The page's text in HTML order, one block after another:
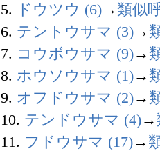
5.
ドウツウ (6)→ 類似
6. テントウサマ (3)→
7. コウボウサマ (9)→
8. ホウソウサマ (1)→
9. オフドウサマ (2)→
10. テンドウサマ (4)→
11. フドウサマ (17)→